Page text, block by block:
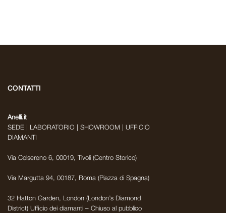
CONTATTI
Anelli.it
SEDE | LABORATORIO | SHOWROOM | UFFICIO
DIAMANTI
Via Colsereno 6, 00019, Tivoli (Centro Storico)
Via Margutta 94, 00187, Roma (Piazza di Spagna)
32 Hatton Garden, London (London’s Diamond
District) Ufficio dei diamanti – Chiuso al pubblico